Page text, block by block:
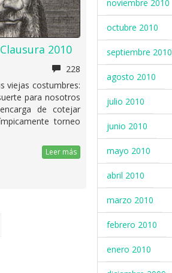
2010
228
viejas costumbres:
para nosotros
de cotejar
torneo
Leer más
noviembre 2010
octubre 2010
septiembre 2010
agosto 2010
julio 2010
junio 2010
mayo 2010
abril 2010
marzo 2010
febrero 2010
enero 2010